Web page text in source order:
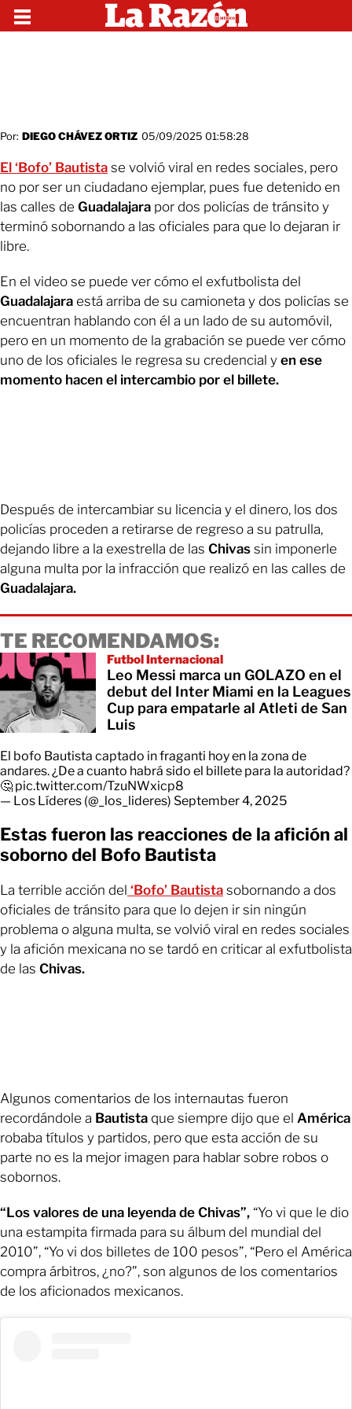
Por: DIEGO CHÁVEZ ORTIZ 05/09/2025 01:58:28
El ‘Bofo’ Bautista se volvió viral en redes sociales, pero
no por ser un ciudadano ejemplar, pues fue detenido en
las calles de Guadalajara por dos policías de tránsito y
terminó sobornando a las oficiales para que lo dejaran ir
libre.
En el video se puede ver cómo el exfutbolista del
Guadalajara está arriba de su camioneta y dos policías se
encuentran hablando con él a un lado de su automóvil,
pero en un momento de la grabación se puede ver cómo
uno de los oficiales le regresa su credencial y en ese
momento hacen el intercambio por el billete.
Después de intercambiar su licencia y el dinero, los dos
policías proceden a retirarse de regreso a su patrulla,
dejando libre a la exestrella de las Chivas sin imponerle
alguna multa por la infracción que realizó en las calles de
Guadalajara.
TE RECOMENDAMOS:
Futbol Internacional
Leo Messi marca un GOLAZO en el
debut del Inter Miami en la Leagues
Cup para empatarle al Atleti de San
Luis
El bofo Bautista captado in fraganti hoy en la zona de
andares. ¿De a cuanto habrá sido el billete para la autoridad?
🤔 pic.twitter.com/TzuNWxicp8
— Los Líderes (@_los_lideres) September 4, 2025
Estas fueron las reacciones de la afición al
soborno del Bofo Bautista
La terrible acción del ‘Bofo’ Bautista sobornando a dos
oficiales de tránsito para que lo dejen ir sin ningún
problema o alguna multa, se volvió viral en redes sociales
y la afición mexicana no se tardó en criticar al exfutbolista
de las Chivas.
Algunos comentarios de los internautas fueron
recordándole a Bautista que siempre dijo que el América
robaba títulos y partidos, pero que esta acción de su
parte no es la mejor imagen para hablar sobre robos o
sobornos.
“Los valores de una leyenda de Chivas”, “Yo vi que le dio
una estampita firmada para su álbum del mundial del
2010”, “Yo vi dos billetes de 100 pesos”, “Pero el América
compra árbitros, ¿no?”, son algunos de los comentarios
de los aficionados mexicanos.